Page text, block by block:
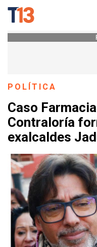
POLÍTICA
Caso
Contraloría
exalcaldes